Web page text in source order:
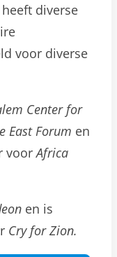
diverse
voor diverse
Center for
East Forum en
voorAfrica
en is
Cry for Zion.